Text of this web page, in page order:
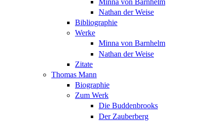
Nathan der Weise
Bibliographie
Werke
Minna von Barnhelm
Nathan der Weise
Zitate
Thomas Mann
Biographie
Zum Werk
Die Buddenbrooks
Der Zauberberg